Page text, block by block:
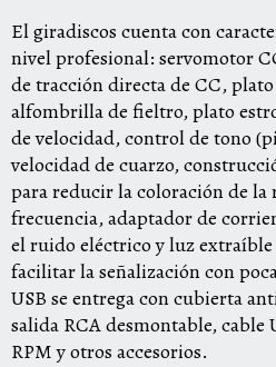
El giradiscos cuenta con
nivel profesional: servomotor
de tracción directa de CC,
alfombrilla de fieltro, plato
de velocidad, control de tono
velocidad de cuarzo,
para reducir la coloración de la
frecuencia, adaptador de
el ruido eléctrico y luz
facilitar la señalización con
USB se entrega con cubierta
salida RCA desmontable, cable
RPM y otros accesorios.